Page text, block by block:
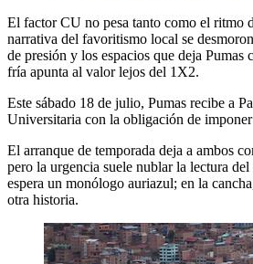
El factor CU no pesa tanto como el ritmo
narrativa del favoritismo local se
de presión y los espacios que deja Pumas
fría apunta al valor lejos del 1X2.
Este sábado 18 de julio, Pumas recibe a
Universitaria con la obligación de
El arranque de temporada deja a ambos
pero la urgencia suele nublar la lectura
espera un monólogo auriazul; en la
otra historia.